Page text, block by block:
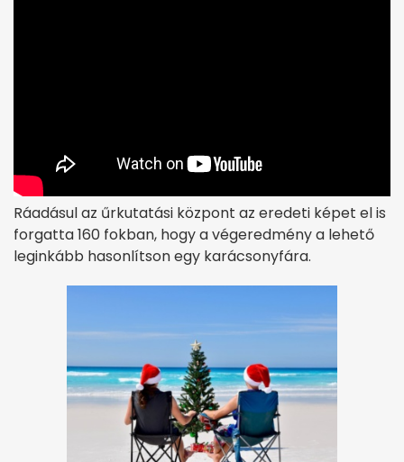
Ráadásul az űrkutatási központ az eredeti képet el is
forgatta 160 fokban, hogy a végeredmény a lehető
leginkább hasonlítson egy karácsonyfára.